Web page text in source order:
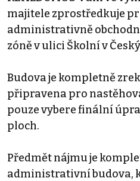
majitele zprostředkuje
administrativně
zóně v ulici Školní v
Budova je kompletně
připravena pro
pouze vybere finální
ploch.
Předmět nájmu je
administrativní budova,